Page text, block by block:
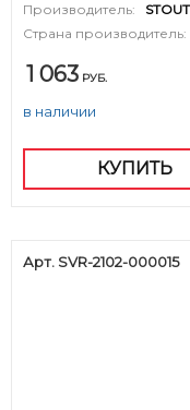
Производитель:
STOUT
Страна производитель:
1 063 РУБ.
в наличии
КУПИТЬ
Арт. SVR-2102-000015